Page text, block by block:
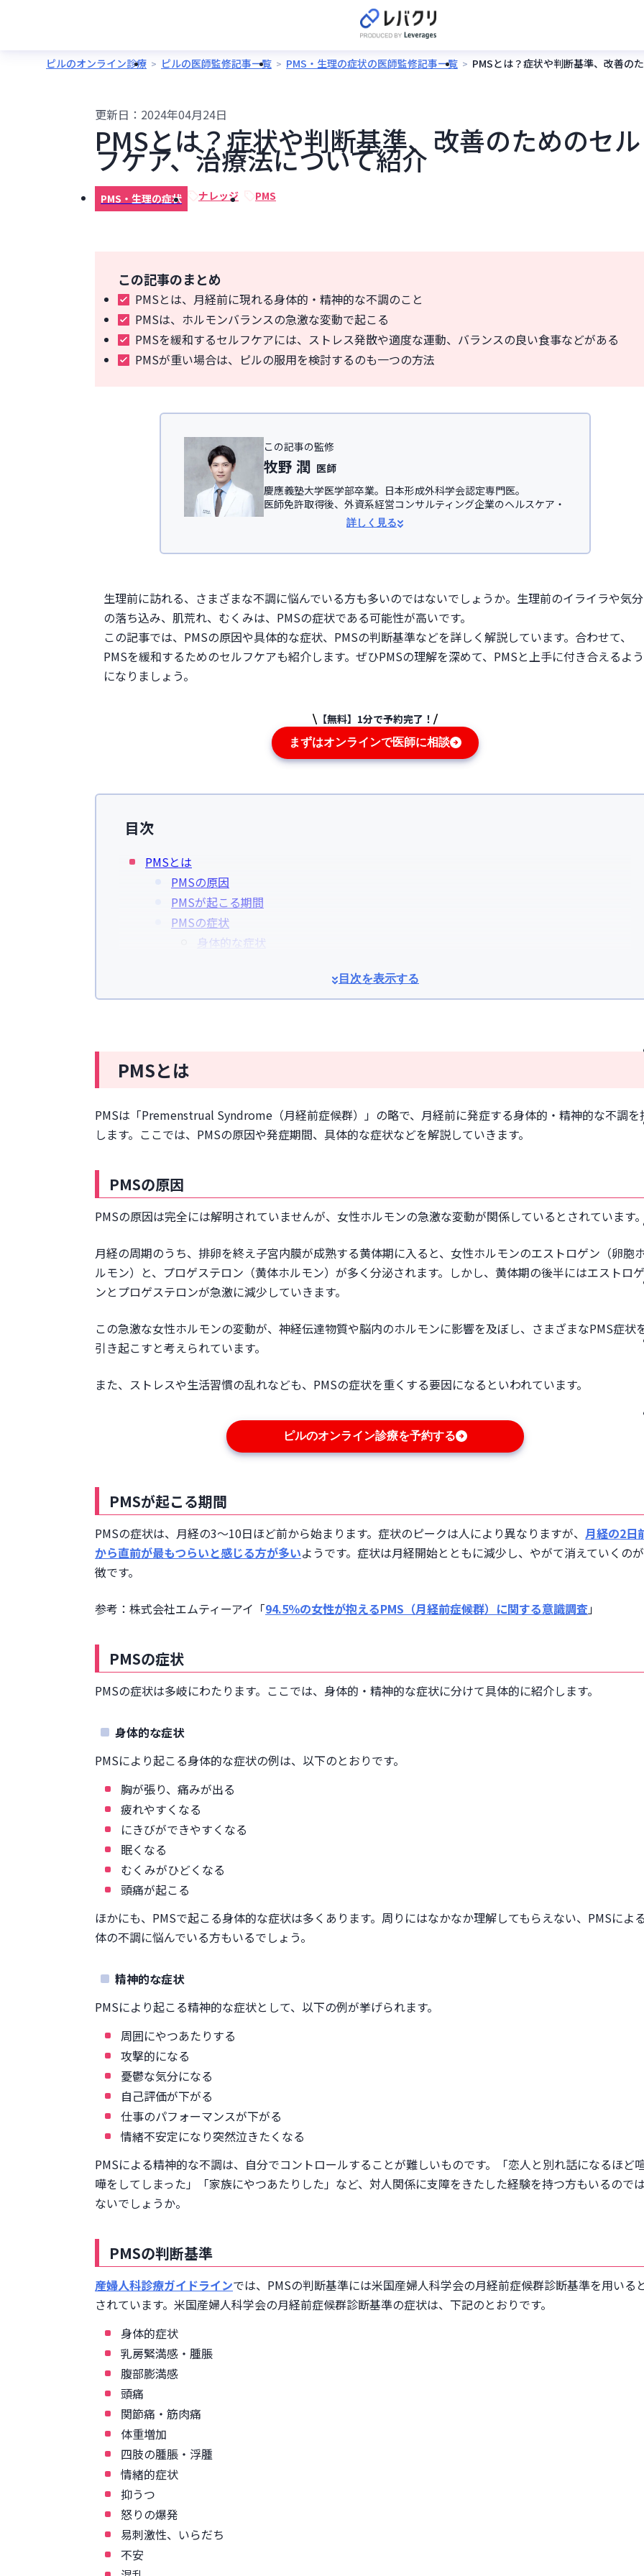
ピルのオンライン診療 ピルの医師監修記事一覧 PMS・生理の症状の医師監修記事一覧 PMSとは？症状や判断基準、改善の
更新日： 2024年04月24日
PMSとは？症状や判断基準、改善のためのセル
フケア、治療法について紹介
PMS・生理の症状 ナレッジ PMS
この記事のまとめ
PMSとは、月経前に現れる身体的・精神的な不調のこと
PMSは、ホルモンバランスの急激な変動で起こる
PMSを緩和するセルフケアには、ストレス発散や適度な運動、バランスの良い食事などがある
PMSが重い場合は、ピルの服用を検討するのも一つの方法
この記事の監修
牧野 潤 医師
慶應義塾大学医学部卒業。日本形成外科学会認定専門医。
医師免許取得後、外資系経営コンサルティング企業のヘルスケア・
慶應義塾大学医学部助教を経て、美容医療を主とした
日本美容外科学会(JSAPS)
詳しく見る
生理前に訪れる、さまざまな不調に悩んでいる方も多いのではないでしょうか。生理前のイライラや気分
の落ち込み、肌荒れ、むくみは、PMSの症状である可能性が高いです。
この記事では、PMSの原因や具体的な症状、PMSの判断基準などを詳しく解説しています。合わせて、
PMSを緩和するためのセルフケアも紹介します。ぜひPMSの理解を深めて、PMSと上手に付き合えるよう
になりましょう。
【無料】1分で予約完了！
まずはオンラインで医師に相談
目次
目次を表示する
PMSとは
PMSの原因
PMSが起こる期間
PMSの症状
身体的な症状
PMSとPMDDとの違い
ストレス軽減に努める
適度な運動をする
カフェイン・飲酒・喫煙を控える
薬によるPMSの治療方法
漢方療法
経口避妊薬（ピル）の服用
まとめ
PMSとは
PMSは「Premenstrual Syndrome（月経前症候群）」の略で、月経前に発症する身体的・精神的な不調を
します。ここでは、PMSの原因や発症期間、具体的な症状などを解説していきます。
PMSの原因
PMSの原因は完全には解明されていませんが、女性ホルモンの急激な変動が関係しているとされています
月経の周期のうち、排卵を終え子宮内膜が成熟する黄体期に入ると、女性ホルモンのエストロゲン（卵胞
ルモン）と、プロゲステロン（黄体ホルモン）が多く分泌されます。しかし、黄体期の後半にはエストロゲ
ンとプロゲステロンが急激に減少していきます。
この急激な女性ホルモンの変動が、神経伝達物質や脳内のホルモンに影響を及ぼし、さまざまなPMS症状
引き起こすと考えられています。
また、ストレスや生活習慣の乱れなども、PMSの症状を重くする要因になるといわれています。
ピルのオンライン診療を予約する
PMSが起こる期間
PMSの症状は、月経の3～10日ほど前から始まります。症状のピークは人により異なりますが、 月経の2日
から直前が最もつらいと感じる方が多いようです。症状は月経開始とともに減少し、やがて消えていくの
徴です。
参考：株式会社エムティーアイ「94.5％の女性が抱えるPMS（月経前症候群）に関する意識調査」
PMSの症状
PMSの症状は多岐にわたります。ここでは、身体的・精神的な症状に分けて具体的に紹介します。
身体的な症状
PMSにより起こる身体的な症状の例は、以下のとおりです。
胸が張り、痛みが出る
疲れやすくなる
にきびができやすくなる
眠くなる
むくみがひどくなる
頭痛が起こる
ほかにも、PMSで起こる身体的な症状は多くあります。周りにはなかなか理解してもらえない、PMSによ
体の不調に悩んでいる方もいるでしょう。
精神的な症状
PMSにより起こる精神的な症状として、以下の例が挙げられます。
周囲にやつあたりする
攻撃的になる
憂鬱な気分になる
自己評価が下がる
仕事のパフォーマンスが下がる
情緒不安定になり突然泣きたくなる
PMSによる精神的な不調は、自分でコントロールすることが難しいものです。「恋人と別れ話になるほど
嘩をしてしまった」「家族にやつあたりした」など、対人関係に支障をきたした経験を持つ方もいるので
ないでしょうか。
PMSの判断基準
産婦人科診療ガイドラインでは、PMSの判断基準には米国産婦人科学会の月経前症候群診断基準を用いる
されています。米国産婦人科学会の月経前症候群診断基準の症状は、下記のとおりです。
身体的症状
乳房緊満感・腫脹
腹部膨満感
頭痛
関節痛・筋肉痛
体重増加
四肢の腫脹・浮腫
情緒的症状
抑うつ
怒りの爆発
易刺激性、いらだち
不安